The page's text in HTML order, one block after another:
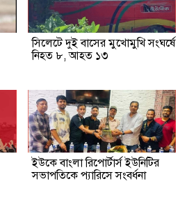
সিলেটে দুই বাসের মুখোমুখি সংঘর্ষে
নিহত ৮, আহত ১৩
ইউকে বাংলা রিপোর্টার্স ইউনিটির
সভাপতিকে প্যারিসে সংবর্ধনা